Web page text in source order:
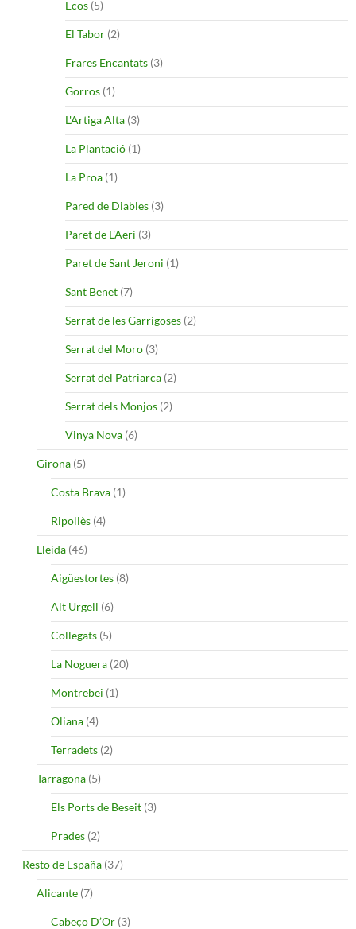
Ecos (5)
El Tabor (2)
Frares Encantats (3)
Gorros (1)
L'Artiga Alta (3)
La Plantació (1)
La Proa (1)
Pared de Diables (3)
Paret de L'Aeri (3)
Paret de Sant Jeroni (1)
Sant Benet (7)
Serrat de les Garrigoses (2)
Serrat del Moro (3)
Serrat del Patriarca (2)
Serrat dels Monjos (2)
Vinya Nova (6)
Girona (5)
Costa Brava (1)
Ripollès (4)
Lleida (46)
Aigüestortes (8)
Alt Urgell (6)
Collegats (5)
La Noguera (20)
Montrebei (1)
Oliana (4)
Terradets (2)
Tarragona (5)
Els Ports de Beseit (3)
Prades (2)
Resto de España (37)
Alicante (7)
Cabeço D’Or (3)